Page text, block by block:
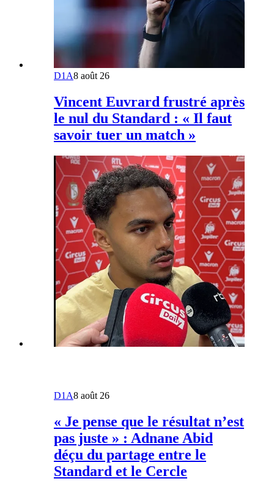
D1A8 août 26
Vincent Euvrard frustré après
le nul du Standard : « Il faut
savoir tuer un match »
D1A8 août 26
« Je pense que le résultat n’est
pas juste » : Adnane Abid
déçu du partage entre le
Standard et le Cercle